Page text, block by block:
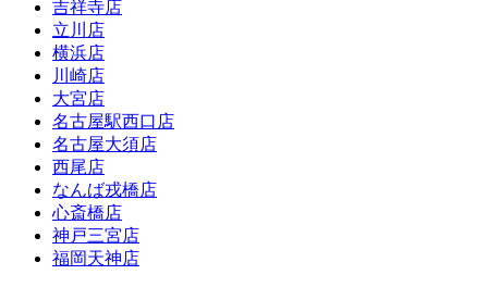
吉祥寺店
立川店
横浜店
川崎店
大宮店
名古屋駅西口店
名古屋大須店
西尾店
なんば戎橋店
心斎橋店
神戸三宮店
福岡天神店